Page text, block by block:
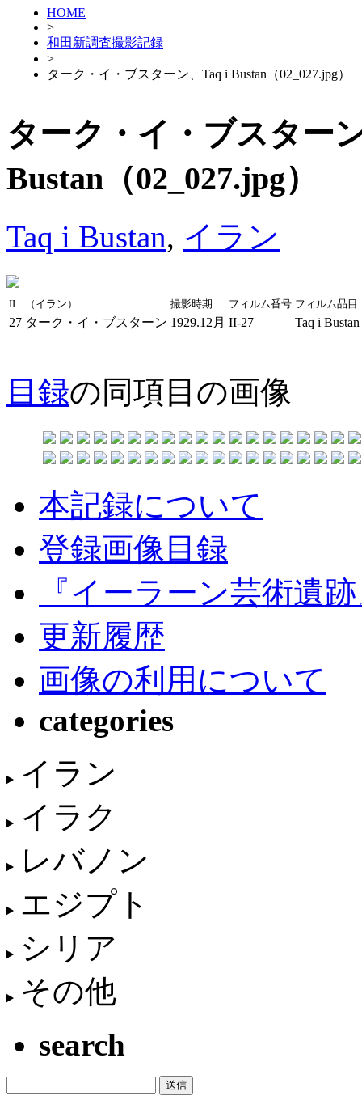
HOME
>
和田新調査撮影記録
>
ターク・イ・ブスターン、Taq i Bustan（02_027.jpg）
ターク・イ・ブスター
Bustan（02_027.jpg）
Taq i Bustan, イラン
II （イラン） 撮影時期 フィルム番号 フィルム品目
27 ターク・イ・ブスターン 1929.12月 II-27 Taq i Bustan
目録の同項目の画像
本記録について
登録画像目録
『イーラーン芸術遺
更新履歴
画像の利用について
categories
イラン
イラク
レバノン
エジプト
シリア
その他
search